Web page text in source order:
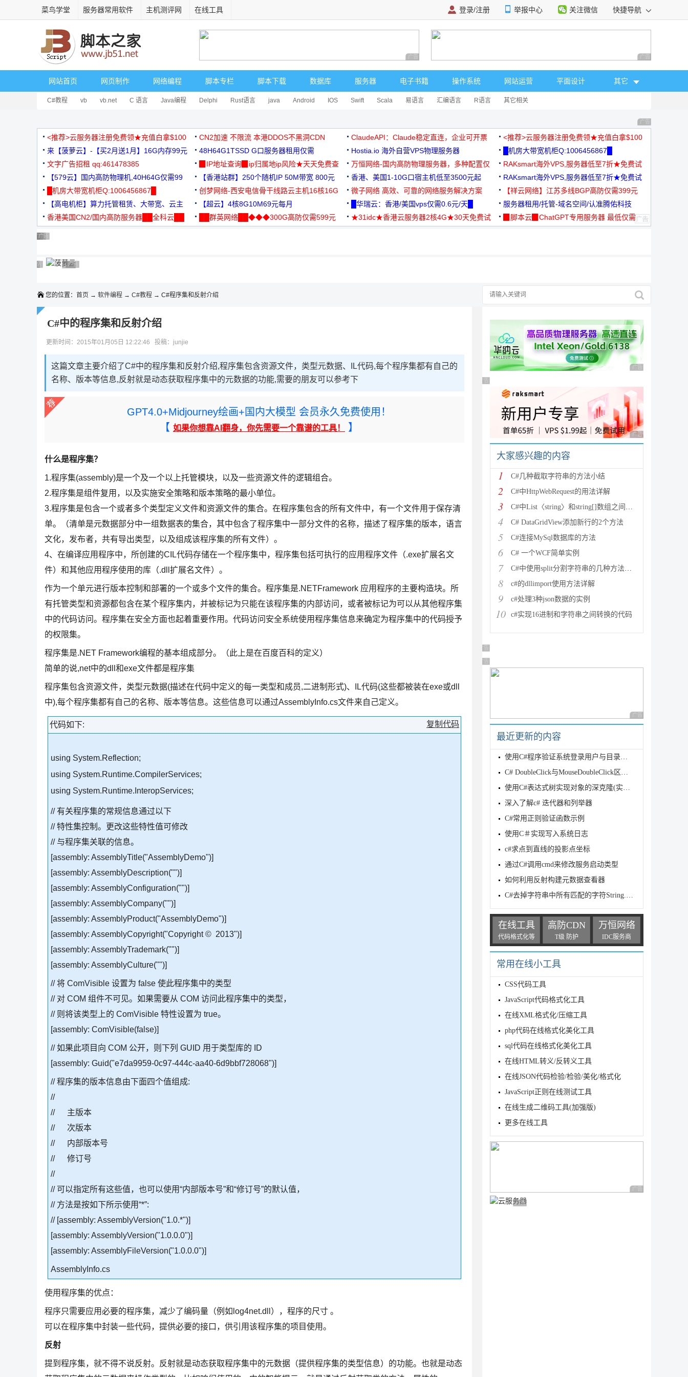
菜鸟学堂 服务器常用软件 主机测评网 在线工具 登录/注册 举报中心 关注微信 快捷导航
广告 商业广告，理性选择 广告 商业广告，理
网站首页 网页制作 网络编程 脚本专栏 脚本下载 数据库 服务器 电子书籍 操作系统 网站运营 平面设计 其它
C#教程 vb vb.net C 语言 Java编程 Delphi Rust语言 java Android IOS Swift Scala 易语言 汇编语言 R语言 其它相关
广告 商业广告，理
<推荐>云服务器注册免费领★充值白拿$100 CN2加速 不限流 本港DDOS不黑洞CDN ClaudeAPI：Claude稳定直连，企业可开票
<推荐>云服务器注册免费领★充值白拿$100
来【菠萝云】-【买2月送1月】16G内存99元
48H64G1TSSD G口服务器租用仅需
3000+可免费测试
Hostia.io 海外自营VPS物理服务器
█机房大带宽机柜Q:1006456867█
文字广告招租 qq:461478385
▉IP地址查询▉ip归属地ip风险★天天免费查
万恒网络-国内高防物理服务器，多种配置仅
99元/月起
RAKsmart海外VPS,服务器低至7折★免费试
用★
【579云】国内高防物理机,40H64G仅需99
元
【香港站群】250个随机IP 50M带宽 800元 香港、美国1-10G口宿主机低至3500元起
RAKsmart海外VPS,服务器低至7折★免费试
用★
█机房大带宽机柜Q:1006456867█
创梦网络-西安电信骨干线路云主机16核16G
88元/月
微子网络 高效、可靠的网络服务解决方案
【祥云网络】江苏多线BGP高防仅需399元
【高电机柜】算力托管租赁、大带宽、云主
机
【超云】4核8G10M69元每月 █华瑞云：香港/美国vps仅需0.6元/天█
服务器租用/托管-域名空间/认准腾佑科技
香港美国CN2/国内高防服务器██全科云██
██群英网络██◆◆◆300G高防仅需599元
★31idc★香港云服务器2核4G★30天免费试
▉脚本云▉ChatGPT专用服务器 最低仅需
广告 商业广告，理性选择
广告 商业广告，理性选择
广告 商业广告，理性选择
广告 商业广告，理性选择
广告 商业广告，理性选择
广告 商业广告，理性选择
广告 商业广告，理性选择
广告 商业广告，理性选择广告 商业广告，理性选择
广告 商业广告，理性选择
您的位置： 首页 → 软件编程 → C#教程 → C#程序集和反射介绍
C#中的程序集和反射介绍
更新时间：2015年01月05日 12:22:46 投稿：junjie
这篇文章主要介绍了C#中的程序集和反射介绍,程序集包含资源文件，类型元数据、IL代码,每个程序集都有自己的
名称、版本等信息,反射就是动态获取程序集中的元数据的功能,需要的朋友可以参考下
GPT4.0+Midjourney绘画+国内大模型 会员永久免费使用！
【 如果你想靠AI翻身，你先需要一个靠谱的工具！ 】
什么是程序集？
1.程序集(assembly)是一个及一个以上托管模块，以及一些资源文件的逻辑组合。
2.程序集是组件复用，以及实施安全策略和版本策略的最小单位。
3.程序集是包含一个或者多个类型定义文件和资源文件的集合。在程序集包含的所有文件中，有一个文件用于保存清
单。（清单是元数据部分中一组数据表的集合，其中包含了程序集中一部分文件的名称，描述了程序集的版本，语言
文化，发布者，共有导出类型，以及组成该程序集的所有文件）。
4、在编译应用程序中，所创建的CIL代码存储在一个程序集中，程序集包括可执行的应用程序文件（.exe扩展名文
件）和其他应用程序使用的库（.dll扩展名文件）。
作为一个单元进行版本控制和部署的一个或多个文件的集合。程序集是.NETFramework 应用程序的主要构造块。所
有托管类型和资源都包含在某个程序集内，并被标记为只能在该程序集的内部访问，或者被标记为可以从其他程序集
中的代码访问。程序集在安全方面也起着重要作用。代码访问安全系统使用程序集信息来确定为程序集中的代码授予
的权限集。
程序集是.NET Framework编程的基本组成部分。（此上是在百度百科的定义）
简单的说,net中的dll和exe文件都是程序集
程序集包含资源文件，类型元数据(描述在代码中定义的每一类型和成员,二进制形式)、IL代码(这些都被装在exe或dll
中),每个程序集都有自己的名称、版本等信息。这些信息可以通过AssemblyInfo.cs文件来自己定义。
复制代码
代码如下:
using System.Reflection;
using System.Runtime.CompilerServices;
using System.Runtime.InteropServices;
// 有关程序集的常规信息通过以下
// 特性集控制。更改这些特性值可修改
// 与程序集关联的信息。
[assembly: AssemblyTitle("AssemblyDemo")]
[assembly: AssemblyDescription("")]
[assembly: AssemblyConfiguration("")]
[assembly: AssemblyCompany("")]
[assembly: AssemblyProduct("AssemblyDemo")]
[assembly: AssemblyCopyright("Copyright © 2013")]
[assembly: AssemblyTrademark("")]
[assembly: AssemblyCulture("")]
// 将 ComVisible 设置为 false 使此程序集中的类型
// 对 COM 组件不可见。如果需要从 COM 访问此程序集中的类型，
// 则将该类型上的 ComVisible 特性设置为 true。
[assembly: ComVisible(false)]
// 如果此项目向 COM 公开，则下列 GUID 用于类型库的 ID
[assembly: Guid("e7da9959-0c97-444c-aa40-6d9bbf728068")]
// 程序集的版本信息由下面四个值组成:
//
// 主版本
// 次版本
// 内部版本号
// 修订号
//
// 可以指定所有这些值，也可以使用“内部版本号”和“修订号”的默认值，
// 方法是按如下所示使用“*”:
// [assembly: AssemblyVersion("1.0.*")]
[assembly: AssemblyVersion("1.0.0.0")]
[assembly: AssemblyFileVersion("1.0.0.0")]
AssemblyInfo.cs
使用程序集的优点：
程序只需要应用必要的程序集，减少了编码量（例如log4net.dll），程序的尺寸 。
可以在程序集中封装一些代码，提供必要的接口，供引用该程序集的项目使用。
反射
提到程序集，就不得不说反射。反射就是动态获取程序集中的元数据（提供程序集的类型信息）的功能。也就是动态
广告 商业广告，理性
广告 商业广告，理性选择
广告 商业广告，理性
大家感兴趣的内容
1 C#几种截取字符串的方法小结
2 C#中HttpWebRequest的用法详解
3 C#中List〈string〉和string[]数组之间的相
4 C# DataGridView添加新行的2个方法
5 C#连接MySql数据库的方法
6 C# 一个WCF简单实例
7 C#中使用split分割字符串的几种方法小结
8 c#的dllimport使用方法详解
9 c#处理3种json数据的实例
10 c#实现16进制和字符串之间转换的代码
广告 商业广告，理性选择
广告 商业广告，理性选择
广告 商业广告，理性
最近更新的内容
使用C#程序验证系统登录用户与目录权限
C# DoubleClick与MouseDoubleClick区别，双击事件
使用C#表达式树实现对象的深克隆(实例详解)
深入了解c# 迭代器和列举器
C#常用正则验证函数示例
使用C＃实现写入系统日志
c#求点到直线的投影点坐标
通过C#调用cmd来修改服务启动类型
如何利用反射构建元数据查看器
C#去掉字符串中所有匹配的字符String.Replace方法
在线工具
代码格式化等
高防CDN
T级 防护
万恒网络
IDC服务商
常用在线小工具
CSS代码工具
JavaScript代码格式化工具
在线XML格式化/压缩工具
php代码在线格式化美化工具
sql代码在线格式化美化工具
在线HTML转义/反转义工具
在线JSON代码检验/检验/美化/格式化
JavaScript正则在线测试工具
在线生成二维码工具(加强版)
更多在线工具
广告 商业广告，理性
广告 商业广告，理性选择